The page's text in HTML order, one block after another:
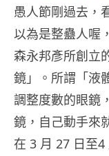
愚人節剛過去，
以為是整蠱人喔
森永邦彥所創立
鏡」。所謂「液
調整度數的眼鏡
鏡，自己動手來
在 3 月 27 日至